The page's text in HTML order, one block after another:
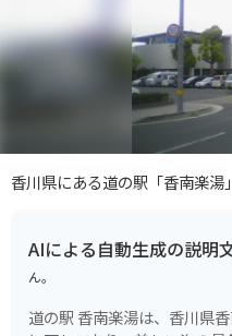
香川県にある道の駅「香南楽湯
AIによる自動生成の説明
ん。
道の駅 香南楽湯は、香川県